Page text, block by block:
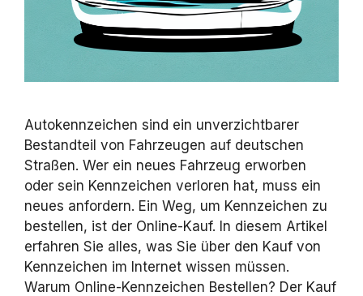
Autokennzeichen sind ein unverzichtbarer
Bestandteil von Fahrzeugen auf deutschen
Straßen. Wer ein neues Fahrzeug erworben
oder sein Kennzeichen verloren hat, muss ein
neues anfordern. Ein Weg, um Kennzeichen zu
bestellen, ist der Online-Kauf. In diesem Artikel
erfahren Sie alles, was Sie über den Kauf von
Kennzeichen im Internet wissen müssen.
Warum Online-Kennzeichen Bestellen? Der Kauf